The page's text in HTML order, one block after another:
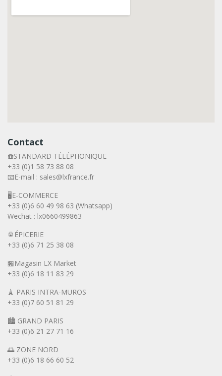
Contact
☎️STANDARD TÉLÉPHONIQUE
+33 (0)1 58 73 88 08
📧E-mail : sales@lxfrance.fr
🖥️E-COMMERCE
+33 (0)6 60 49 98 63 (Whatsapp)
Wechat : lx0660499863
🥫ÉPICERIE
+33 (0)6 71 25 38 08
🏪Magasin LX Market
+33 (0)6 18 11 83 29
🗼 PARIS INTRA-MUROS
+33 (0)7 60 51 81 29
🏙️ GRAND PARIS
+33 (0)6 21 27 71 16
🌅 ZONE NORD
+33 (0)6 18 66 60 52